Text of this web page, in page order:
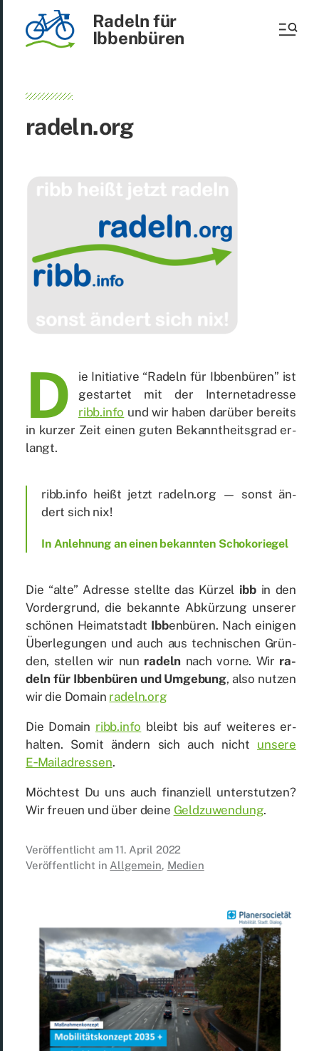
Radeln für
Ibbenbüren
radeln.org
D
ie In­itia­ti­ve “Ra­deln für Ib­ben­bü­ren” ist
ge­star­tet mit der In­ter­net­adres­se
ribb.info und wir ha­ben dar­über be­reits
in kur­zer Zeit ei­nen gu­ten Be­kannt­heits­grad er­
langt.
ribb.info heißt jetzt radeln.org — sonst än­
dert sich nix!
In An­leh­nung an ei­nen be­kann­ten Scho­ko­rie­gel
Die “alte” Adres­se stell­te das Kür­zel ibb in den
Vor­der­grund, die be­kann­te Ab­kür­zung un­se­rer
schö­nen Hei­mat­stadt Ibben­bü­ren. Nach ei­ni­gen
Über­le­gun­gen und auch aus tech­ni­schen Grün­
den, stel­len wir nun ra­deln nach vor­ne. Wir ra­
deln für Ib­ben­bü­ren und Um­ge­bung, also nut­zen
wir die Do­main radeln.org
Die Do­main ribb.info bleibt bis auf wei­te­res er­
hal­ten. So­mit än­dern sich auch nicht un­se­re
E‑Mailadressen.
Möch­test Du uns auch fi­nan­zi­ell un­ter­stut­zen?
Wir freu­en und über dei­ne Geld­zu­wen­dung.
Veröffentlicht am11. April 2022
Veröffentlicht in Allgemein, Medien